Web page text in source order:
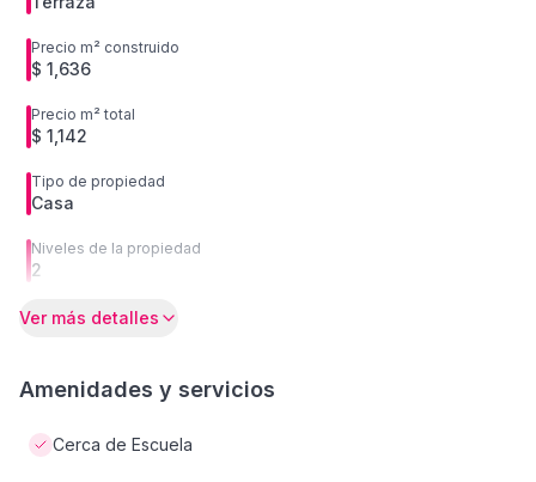
Precio m² construido
$ 1,636
Precio m² total
$ 1,142
Tipo de propiedad
Casa
Niveles de la propiedad
2
Ver más detalles
Amenidades y servicios
Cerca de Escuela